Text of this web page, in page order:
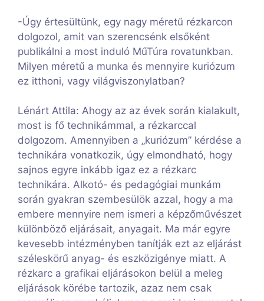
-Úgy értesültünk, egy nagy méretű rézkarcon
dolgozol, amit van szerencsénk elsőként
publikálni a most induló MűTúra rovatunkban.
Milyen méretű a munka és mennyire kuriózum
ez itthoni, vagy világviszonylatban?
Lénárt Attila: Ahogy az az évek során kialakult,
most is fő technikámmal, a rézkarccal
dolgozom. Amennyiben a „kuriózum” kérdése a
technikára vonatkozik, úgy elmondható, hogy
sajnos egyre inkább igaz ez a rézkarc
technikára. Alkotó- és pedagógiai munkám
során gyakran szembesülök azzal, hogy a ma
embere mennyire nem ismeri a képzőművészet
különböző eljárásait, anyagait. Ma már egyre
kevesebb intézményben tanítják ezt az eljárást
széleskörű anyag- és eszközigénye miatt. A
rézkarc a grafikai eljárásokon belül a meleg
eljárások körébe tartozik, azaz nem csak